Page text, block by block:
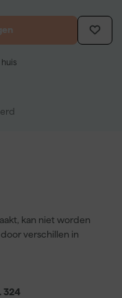
kan niet worden
verschillen in
324